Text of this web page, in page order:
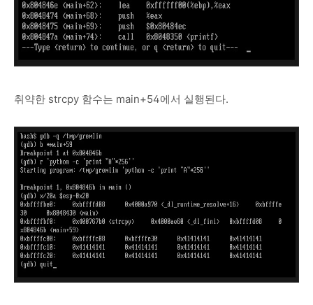
취약한 strcpy 함수는 main+54에서 실행된다.